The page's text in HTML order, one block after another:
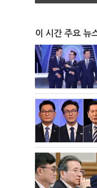
이 시간 주요 뉴